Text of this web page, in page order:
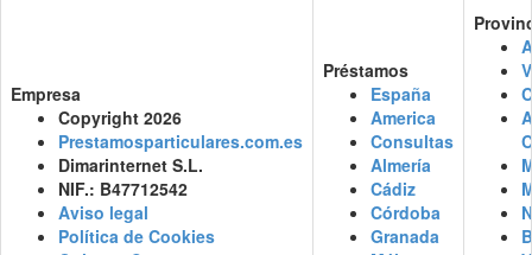
Empresa
Copyright 2026
Prestamosparticulares.com.es
Dimarinternet S.L.
NIF.: B47712542
Aviso legal
Política de Cookies
Préstamos
España
America
Consultas
Almería
Cádiz
Córdoba
Granada
A